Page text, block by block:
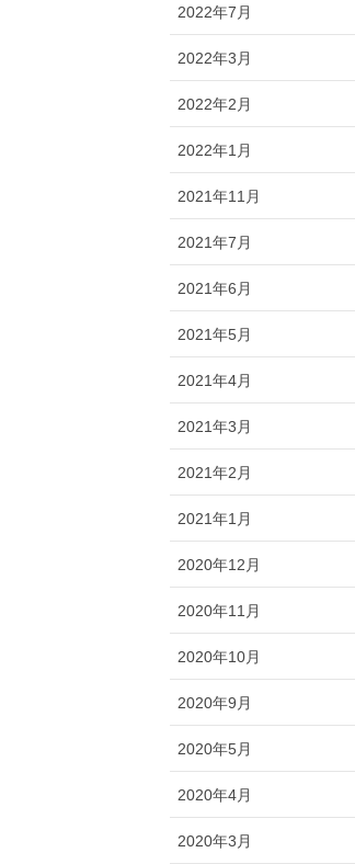
2022年7月
2022年3月
2022年2月
2022年1月
2021年11月
2021年7月
2021年6月
2021年5月
2021年4月
2021年3月
2021年2月
2021年1月
2020年12月
2020年11月
2020年10月
2020年9月
2020年5月
2020年4月
2020年3月